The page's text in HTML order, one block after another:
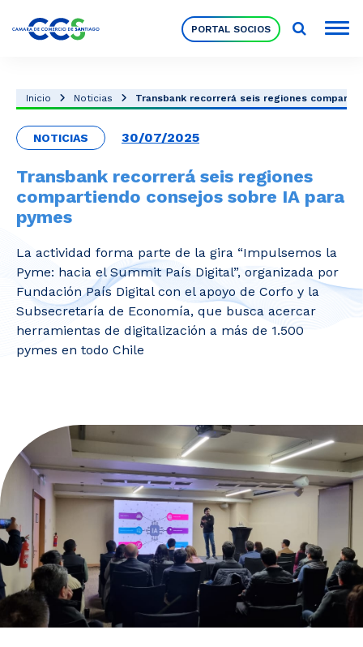
PORTAL SOCIOS
Nuestra Institución
Pilares Estratégicos
Comités de Trabajo
Eventos
CAM Santiago
Unidades de Servicios
Inicio Noticias Transbank recorrerá seis regiones
NOTICIAS 30/07/2025
Transbank recorrerá seis regiones
compartiendo consejos sobre IA para
pymes
La actividad forma parte de la gira “Impulsemos la
Pyme: hacia el Summit País Digital”, organizada por
Fundación País Digital con el apoyo de Corfo y la
Subsecretaría de Economía, que busca acercar
herramientas de digitalización a más de 1.500
pymes en todo Chile